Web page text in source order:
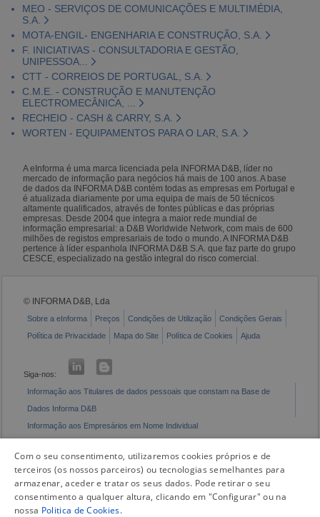
MEO - SERVIÇOS DE COMUNICAÇÕES E MULTIMÉDIA,
S.A.
MOTA-ENGIL- ENGENHARIA E CONSTRUÇÃO, S.A.
F. INICIATIVAS - CONSULTADORIA E GESTÃO,
UNIPESSOA...
CTT - CORREIOS DE PORTUGAL, S.A.
C.M.E. - CONSTRUÇÃO E MANUTENÇÃO
ELECTROMECÂNICA, ...
RECHEIO - CASH & CARRY, S.A.
WORTEN - EQUIPAMENTOS PARA O LAR, S.A.
A eInforma é uma marca licenciada pela INFORMA D&B, líder no
mercado de informação para negócios há mais de 100 anos. A base
de dados da INFORMA D&B contém todas as empresas em Portugal e
é atualizada diariamente por uma equipa de mais de 50 técnicos
altamente qualificados, através de fontes públicas e das próprias
empresas. Desde 2004 que integra a maior rede mundial de
informação empresarial: a D&B Worldwide Network, com mais de 600
milhões de registos empresariais de todo o mundo. A INFORMA D&B
pertence à líder espanhola INFORMA D&B S.A. que faz parte do grupo
CESCE, especializado na gestão integral do risco comercial.
© INFORMA D&B, Lda
Sobre a eInforma Preços Condições de Utilização
Condições Gerais
Política de Privacidade
Mapa do Site Política de Cookies Ajuda
Siga-nos:
Informação aos Titulares de dados pessoais que constam na Base de
Dados Informa D&B
Informação aos Empresários em Nome Individual
Com o seu consentimento, utilizaremos cookies próprios e de
terceiros (os nossos parceiros) ou tecnologias semelhantes para
armazenar, aceder e tratar os seus dados. Pode retirar o seu
consentimento a qualquer altura, clicando em "Configurar" ou na
nossa Politica de Cookies.